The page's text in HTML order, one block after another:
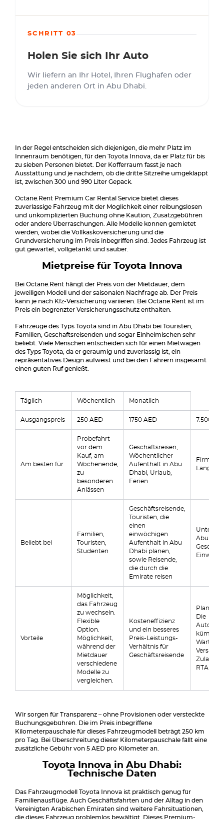
SCHRITT 03
Holen Sie sich Ihr Auto
Wir liefern an Ihr Hotel, Ihren Flughafen oder
jeden anderen Ort in Abu Dhabi.
In der Regel entscheiden sich diejenigen, die mehr Platz im
Innenraum benötigen, für den Toyota Innova, da er Platz für bis
zu sieben Personen bietet. Der Kofferraum fasst je nach
Ausstattung und je nachdem, ob die dritte Sitzreihe umgeklappt
ist, zwischen 300 und 990 Liter Gepäck.
Octane.Rent Premium Car Rental Service bietet dieses
zuverlässige Fahrzeug mit der Möglichkeit einer reibungslosen
und unkomplizierten Buchung ohne Kaution, Zusatzgebühren
oder andere Überraschungen. Alle Modelle können gemietet
werden, wobei die Vollkaskoversicherung und die
Grundversicherung im Preis inbegriffen sind. Jedes Fahrzeug ist
gut gewartet, vollgetankt und sauber.
Mietpreise für Toyota Innova
Bei Octane.Rent hängt der Preis von der Mietdauer, dem
jeweiligen Modell und der saisonalen Nachfrage ab. Der Preis
kann je nach Kfz-Versicherung variieren. Bei Octane.Rent ist im
Preis ein begrenzter Versicherungsschutz enthalten.
Fahrzeuge des Typs Toyota sind in Abu Dhabi bei Touristen,
Familien, Geschäftsreisenden und sogar Einheimischen sehr
beliebt. Viele Menschen entscheiden sich für einen Mietwagen
des Typs Toyota, da er geräumig und zuverlässig ist, ein
repräsentatives Design aufweist und bei den Fahrern insgesamt
einen guten Ruf genießt.
Täglich Wöchentlich Monatlich
Ausgangspreis 250 AED 1750 AED 7.500
Am besten für
Probefahrt
vor dem
Kauf, am
Wochenende,
zu
besonderen
Anlässen
Geschäftsreisen,
Wöchentlicher
Aufenthalt in Abu
Dhabi, Urlaub,
Ferien
Beliebt bei
Familien,
Touristen,
Studenten
Geschäftsreisende,
Touristen, die
einen
einwöchigen
Aufenthalt in Abu
Dhabi planen,
sowie Reisende,
die durch die
Emirate reisen
Abu
Vorteile
Möglichkeit,
das Fahrzeug
zu wechseln.
Flexible
Option.
Möglichkeit,
während der
Mietdauer
verschiedene
Modelle zu
vergleichen.
Kosteneffizienz
und ein besseres
Preis-Leistungs-
Verhältnis für
Geschäftsreisende
Die
Wartung,
RTA
Wir sorgen für Transparenz – ohne Provisionen oder versteckte
Buchungsgebühren. Die im Preis inbegriffene
Kilometerpauschale für dieses Fahrzeugmodell beträgt 250 km
pro Tag. Bei Überschreitung dieser Kilometerpauschale fällt eine
zusätzliche Gebühr von 5 AED pro Kilometer an.
Toyota Innova in Abu Dhabi:
Technische Daten
Das Fahrzeugmodell Toyota Innova ist praktisch genug für
Familienausflüge. Auch Geschäftsfahrten und der Alltag in den
Vereinigten Arabischen Emiraten sind weitere Fahrsituationen,
die dieses Fahrzeug problemlos bewältigt. Dieses Premium-